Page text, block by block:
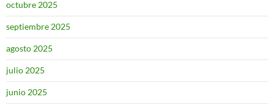
octubre 2025
septiembre 2025
agosto 2025
julio 2025
junio 2025